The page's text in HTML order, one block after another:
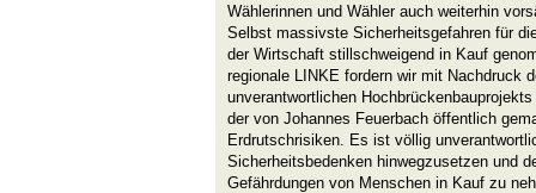
Wählerinnen und Wähler auch weiterhin
Selbst massivste Sicherheitsgefahren für
der Wirtschaft stillschweigend in Kauf
regionale LINKE fordern wir mit Nachdruck
unverantwortlichen
der von Johannes Feuerbach öffentlich
Erdrutschrisiken. Es ist völlig
Sicherheitsbedenken hinwegzusetzen und
Gefährdungen von Menschen in Kauf zu